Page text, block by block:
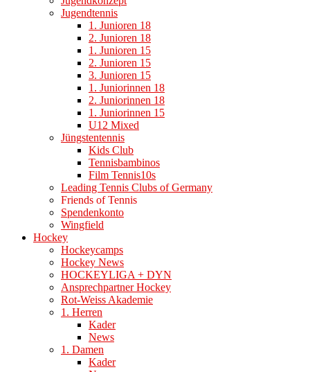
Jugendtennis
1. Junioren 18
2. Junioren 18
1. Junioren 15
2. Junioren 15
3. Junioren 15
1. Juniorinnen 18
2. Juniorinnen 18
1. Juniorinnen 15
U12 Mixed
Jüngstentennis
Kids Club
Tennisbambinos
Film Tennis10s
Leading Tennis Clubs of Germany
Friends of Tennis
Spendenkonto
Wingfield
Hockey
Hockeycamps
Hockey News
HOCKEYLIGA + DYN
Ansprechpartner Hockey
Rot-Weiss Akademie
1. Herren
Kader
News
1. Damen
Kader